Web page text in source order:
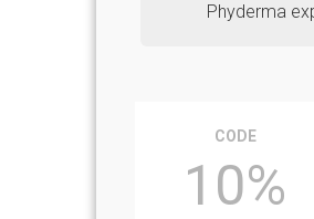
Phyderma
CODE
10%